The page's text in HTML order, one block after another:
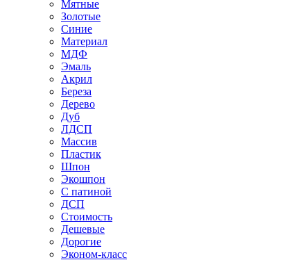
Мятные
Золотые
Синие
Материал
МДФ
Эмаль
Акрил
Береза
Дерево
Дуб
ЛДСП
Массив
Пластик
Шпон
Экошпон
С патиной
ДСП
Стоимость
Дешевые
Дорогие
Эконом-класс